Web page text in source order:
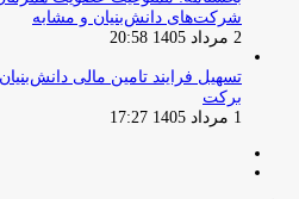
شرکت‌های دانش‌بنیان و مشابه
2 مرداد 1405 20:58
تسهیل فرایند تامین مالی
برکت
1 مرداد 1405 17:27